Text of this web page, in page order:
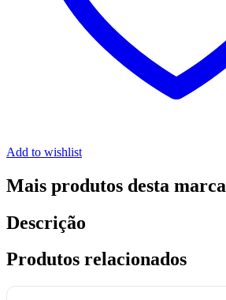
Add to wishlist
Mais produtos desta marca
Descrição
Produtos relacionados